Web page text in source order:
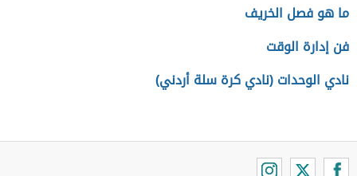
ما هو فصل الخريف
فن إدارة الوقت
نادي الوحدات (نادي كرة سلة أردني)